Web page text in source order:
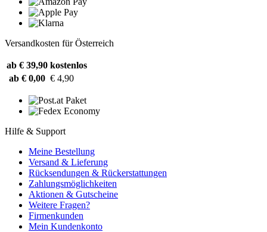
Versandkosten für Österreich
ab € 39,90 kostenlos
ab € 0,00 € 4,90
Hilfe & Support
Meine Bestellung
Versand & Lieferung
Rücksendungen & Rückerstattungen
Zahlungsmöglichkeiten
Aktionen & Gutscheine
Weitere Fragen?
Firmenkunden
Mein Kundenkonto